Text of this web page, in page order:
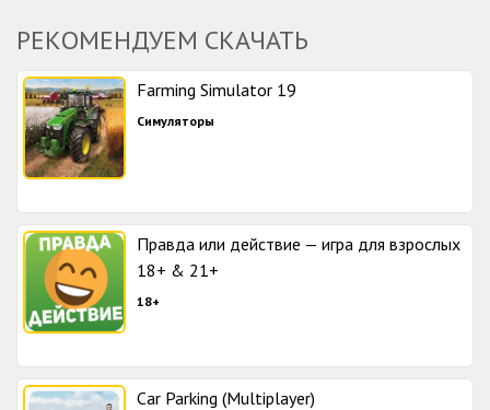
РЕКОМЕНДУЕМ СКАЧАТЬ
Farming Simulator 19
Симуляторы
Правда или действие — игра для взрослых
18+ & 21+
18+
Car Parking (Multiplayer)